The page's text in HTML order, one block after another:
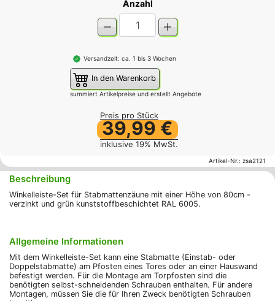
Anzahl
Versandzeit: ca. 1 bis 3 Wochen
In den Warenkorb
summiert Artikelpreise und erstellt Angebote
Preis pro Stück
39,99 €
inklusive 19% MwSt.
Artikel-Nr.: zsa2121
Beschreibung
Winkelleiste-Set für Stabmattenzäune mit einer Höhe von 80cm -
verzinkt und grün kunststoffbeschichtet RAL 6005.
Allgemeine Informationen
Mit dem Winkelleiste-Set kann eine Stabmatte (Einstab- oder
Doppelstabmatte) am Pfosten eines Tores oder an einer Hauswand
befestigt werden. Für die Montage am Torpfosten sind die
benötigten selbst-schneidenden Schrauben enthalten. Für andere
Montagen, müssen Sie die für Ihren Zweck benötigten Schrauben